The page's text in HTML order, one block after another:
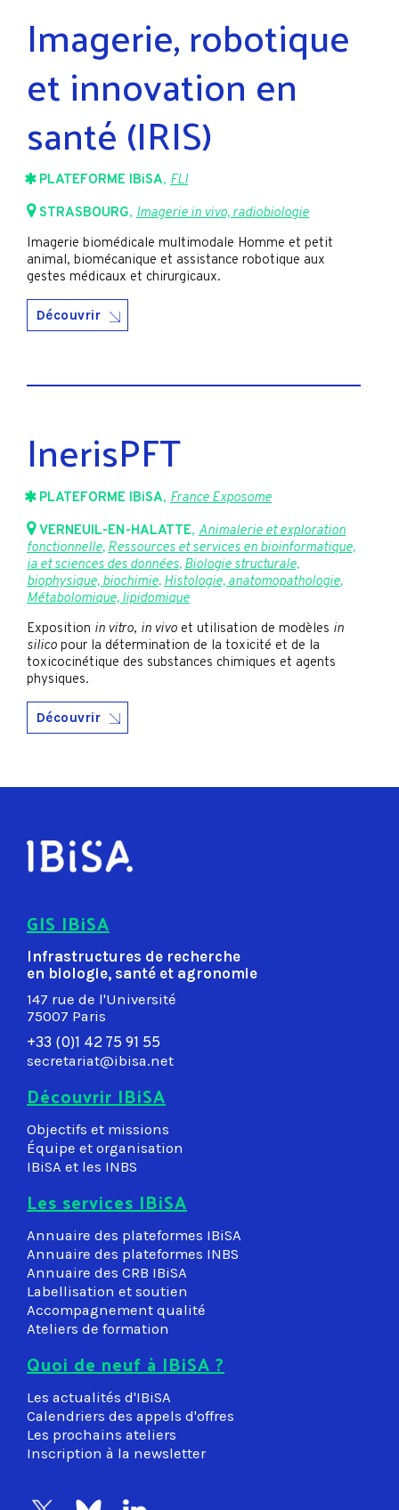
Imagerie, robotique
et innovation en
santé (IRIS)
PLATEFORME IBiSA, FLI
STRASBOURG, Imagerie in vivo, radiobiologie
Imagerie biomédicale multimodale Homme et petit
animal, biomécanique et assistance robotique aux
gestes médicaux et chirurgicaux.
Découvrir
InerisPFT
PLATEFORME IBiSA, France Exposome
VERNEUIL-EN-HALATTE, Animalerie et exploration
fonctionnelle, Ressources et services en bioinformatique,
ia et sciences des données, Biologie structurale,
biophysique, biochimie, Histologie, anatomopathologie,
Métabolomique, lipidomique
Exposition in vitro, in vivo et utilisation de modèles in
silico pour la détermination de la toxicité et de la
toxicocinétique des substances chimiques et agents
physiques.
Découvrir
GIS IBiSA
Infrastructures de recherche
en biologie, santé et agronomie
147 rue de l'Université
75007 Paris
+33 (0)1 42 75 91 55
secretariat@ibisa.net
Découvrir IBiSA
Objectifs et missions
Équipe et organisation
IBiSA et les INBS
Les services IBiSA
Annuaire des plateformes IBiSA
Annuaire des plateformes INBS
Annuaire des CRB IBiSA
Labellisation et soutien
Accompagnement qualité
Ateliers de formation
Quoi de neuf à IBiSA ?
Les actualités d'IBiSA
Calendriers des appels d'offres
Les prochains ateliers
Inscription à la newsletter